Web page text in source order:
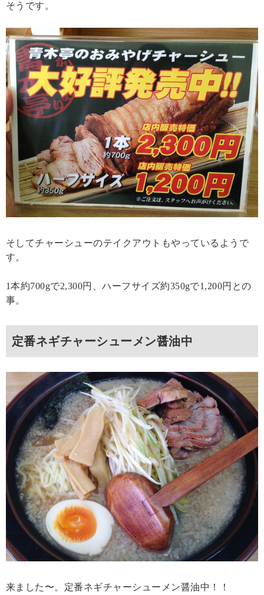
そうです。
そしてチャーシューのテイクアウトもやっているようで
す。
1本約700gで2,300円、ハーフサイズ約350gで1,200円との
事。
定番ネギチャーシューメン醤油中
来ました〜。定番ネギチャーシューメン醤油中！！